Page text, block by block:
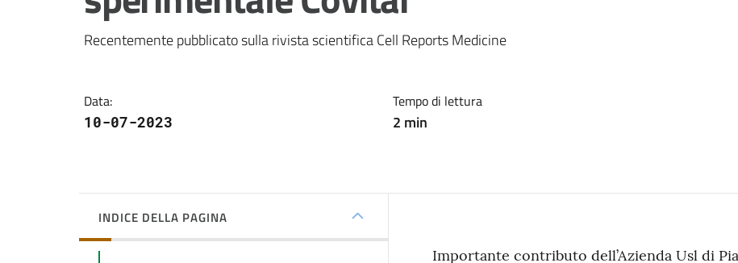
Recentemente pubblicato sulla rivista scientifica Cell Reports Medicine
Data:
10-07-2023
Tempo di lettura
2 min
INDICE DELLA PAGINA
Importante contributo dell’Azienda Usl di